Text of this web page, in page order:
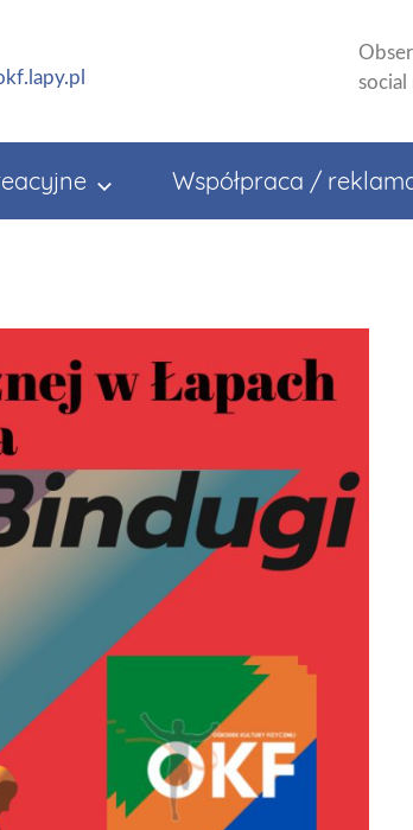
social
Współpraca /